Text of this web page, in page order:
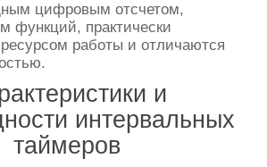
цифровым отсчетом,
функций, практически
работы и отличаются
и
интервальных
таймеров